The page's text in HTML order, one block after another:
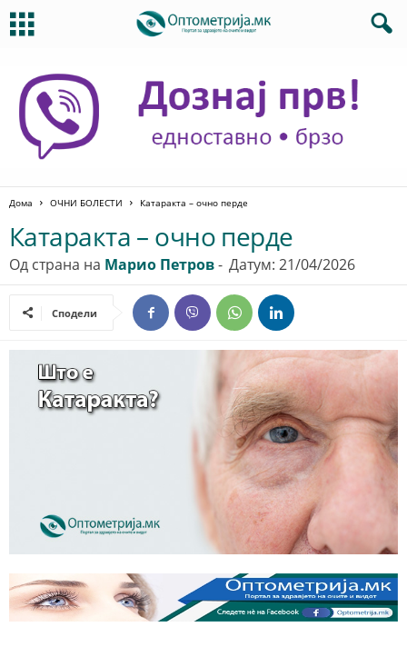
Дома ОЧНИ БОЛЕСТИ Катаракта – очно перде
Катаракта – очно перде
Од страна на Марио Петров- Датум: 21/04/2026
Сподели